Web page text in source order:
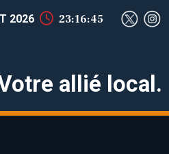
2026 23:16:46
allié local.